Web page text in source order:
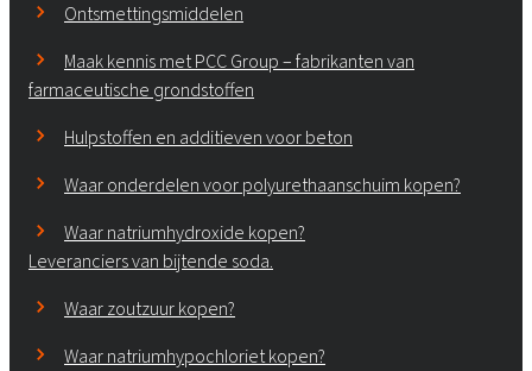
Ontsmettingsmiddelen
Maak kennis met PCC Group – fabrikanten van
farmaceutische grondstoffen
Hulpstoffen en additieven voor beton
Waar onderdelen voor polyurethaanschuim kopen?
Waar natriumhydroxide kopen?
Leveranciers van bijtende soda.
Waar zoutzuur kopen?
Waar natriumhypochloriet kopen?